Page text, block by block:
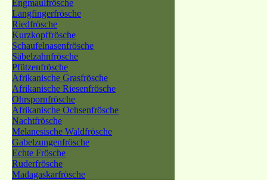
Engmaulfrösche
Langfingerfrösche
Riedfrösche
Kurzkopffrösche
Schaufelnasenfrösche
Säbelzahnfrösche
Pfützenfrösche
Afrikanische Grasfrösche
Afrikanische Riesenfrösche
Ohrspornfrösche
Afrikanische Ochsenfrösche
Nachtfrösche
Melanesische Waldfrösche
Gabelzungenfrösche
Echte Frösche
Ruderfrösche
Madagaskarfrösche